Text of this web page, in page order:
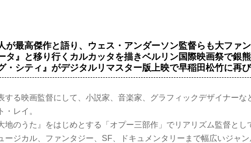
が最高傑作と語り、ウェス・アンダーソン監督らも大ファ
タ』と移り行くカルカッタを描きベルリン国際映画祭で銀
・シティ』がデジタルリマスター版上映で早稲田松竹に再
する映画監督にして、小説家、音楽家、グラフィックデザイナーな
・レイ。
地のうた』をはじめとする「オプー三部作」でリアリズム監督とし
ージカル、ファンタジー、SF、ドキュメンタリーまで幅広いジャ